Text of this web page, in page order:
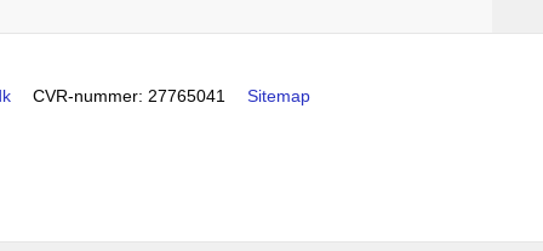
CVR-nummer: 27765041 Sitemap